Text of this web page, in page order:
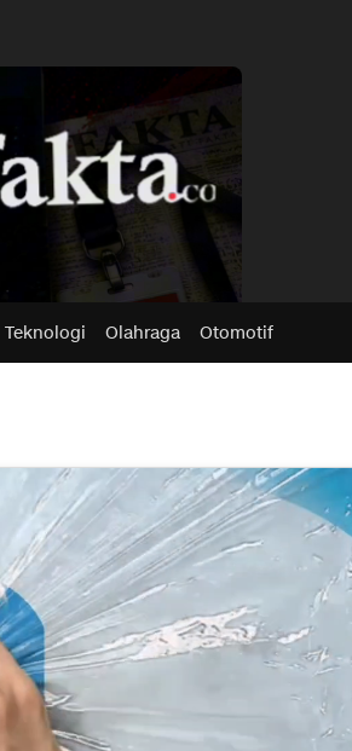
Teknologi Olahraga Otomotif